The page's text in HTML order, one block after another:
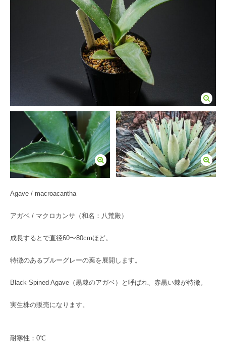
Agave / macroacantha
アガベ / マクロカンサ（和名：八荒殿）
成長するとで直径60〜80cmほど。
特徴のあるブルーグレーの葉を展開します。
Black-Spined Agave（黒棘のアガベ）と呼ばれ、赤黒い棘が特徴。
実生株の販売になります。
耐寒性：0℃